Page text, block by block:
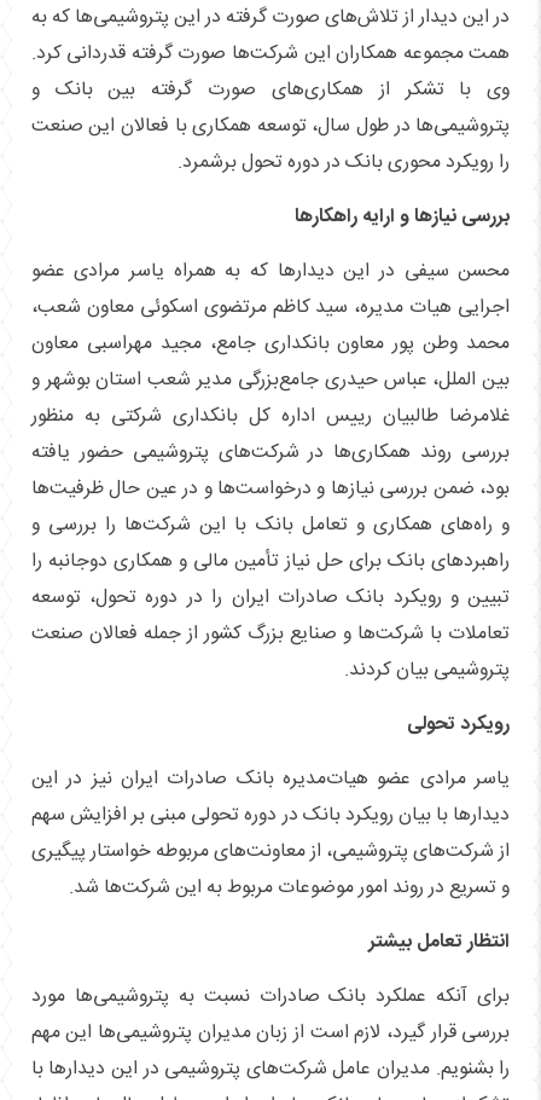
در این دیدار از تلاش‌های صورت گرفته در این پتروشیمی‌ها که به
همت مجموعه همکاران این شرکت‌ها صورت گرفته قدردانی کرد.
وی با تشکر از همکاری‌های صورت گرفته بین بانک و
پتروشیمی‌ها در طول سال، توسعه همکاری با فعالان این صنعت
را رویکرد محوری بانک در دوره تحول برشمرد.
بررسی نیاز‌ها و ارایه راهکار‌ها
محسن سیفی در این دیدار‌ها که به همراه یاسر مرادی عضو
اجرایی هیات مدیره، سید کاظم مرتضوی اسکوئی معاون شعب،
محمد وطن پور معاون بانکداری جامع، مجید مهراسبی معاون
بین الملل، عباس حیدری جامع‌بزرگی مدیر شعب استان بوشهر و
غلامرضا طالبیان رییس اداره کل بانکداری شرکتی به منظور
بررسی روند همکاری‌ها در شرکت‌های پتروشیمی حضور یافته
بود، ضمن بررسی نیاز‌ها و درخواست‌ها و در عین حال ظرفیت‌ها
و راه‌های همکاری و تعامل بانک با این شرکت‌ها را بررسی و
راهبرد‌های بانک برای حل نیاز تأمین مالی و همکاری دوجانبه را
تبیین و رویکرد بانک صادرات ایران را در دوره تحول، توسعه
تعاملات با شرکت‌ها و صنایع بزرگ کشور از جمله فعالان صنعت
پتروشیمی بیان کردند.
رویکرد تحولی
یاسر مرادی عضو هیات‌مدیره بانک صادرات ایران نیز در این
دیدار‌ها با بیان رویکرد بانک در دوره تحولی مبنی بر افزایش سهم
از شرکت‌های پتروشیمی، از معاونت‌های مربوطه خواستار پیگیری
و تسریع در روند امور موضوعات مربوط به این شرکت‌ها شد.
انتظار تعامل بیشتر
برای آنکه عملکرد بانک صادرات نسبت به پتروشیمی‌ها مورد
بررسی قرار گیرد، لازم است از زبان مدیران پتروشیمی‌ها این مهم
را بشنویم. مدیران عامل شرکت‌های پتروشیمی در این دیدار‌ها با